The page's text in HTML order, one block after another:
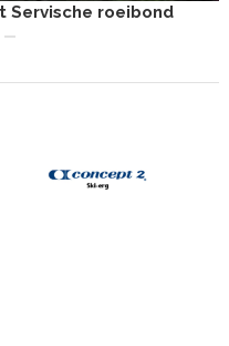
Servische roeibond